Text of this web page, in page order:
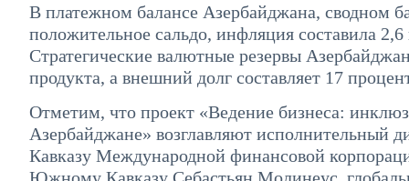
В платежном балансе Азербайджана, сводном
положительное сальдо, инфляция составила
Стратегические валютные резервы
продукта, а внешний долг составляет 17
Отметим, что проект «Ведение бизнеса:
Азербайджане» возглавляют исполнительный
Кавказу Международной финансовой